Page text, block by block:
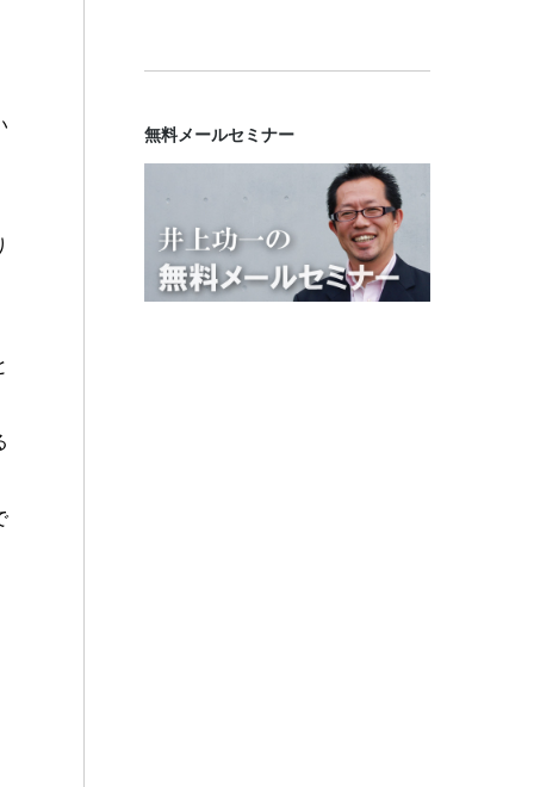
無料メールセミナー